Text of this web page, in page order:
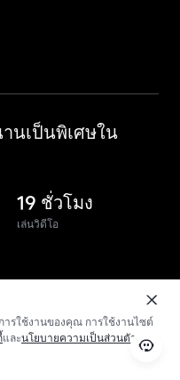
นเป็นพิเศษใน
19 ชั่วโมง
เล่นวิดีโอ
ารใช้งานของคุณ การใช้งานไซต์
และนโยบายความเป็นส่วนตัว ของ